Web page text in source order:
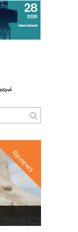
Reviews